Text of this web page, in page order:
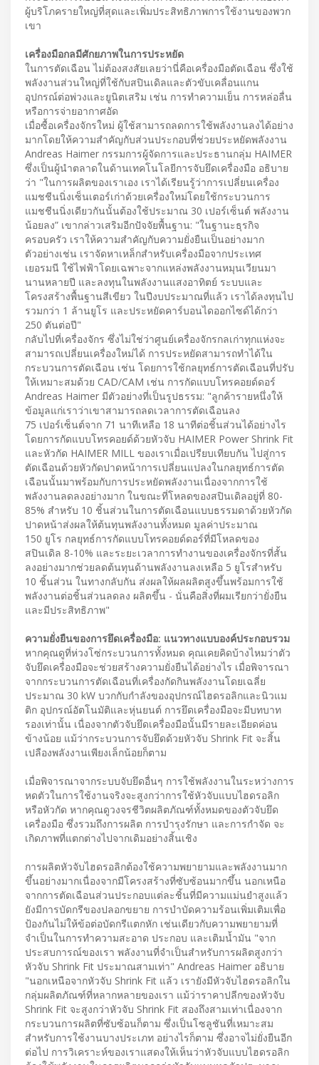
ผู้บริโภครายใหญ่ที่สุดและเพิ่มประสิทธิภาพการใช้งานของพวก
เขา
เครื่องมือกลมีศักยภาพในการประหยัด
ในการตัดเฉือน ไม่ต้องสงสัยเลยว่านี่คือเครื่องมือตัดเฉือน ซึ่งใช้
พลังงานส่วนใหญ่ที่ใช้กับสปินเดิลและตัวขับเคลื่อนแกน
อุปกรณ์ต่อพ่วงและยูนิตเสริม เช่น การทำความเย็น การหล่อลื่น
หรือการจ่ายอากาศอัด
เมื่อซื้อเครื่องจักรใหม่ ผู้ใช้สามารถลดการใช้พลังงานลงได้อย่าง
มากโดยให้ความสำคัญกับส่วนประกอบที่ช่วยประหยัดพลังงาน
Andreas Haimer กรรมการผู้จัดการและประธานกลุ่ม HAIMER
ซึ่งเป็นผู้นำตลาดในด้านเทคโนโลยีการจับยึดเครื่องมือ อธิบาย
ว่า "ในการผลิตของเราเอง เราได้เรียนรู้ว่าการเปลี่ยนเครื่อง
แมชชีนนิ่งเซ็นเตอร์เก่าด้วยเครื่องใหม่โดยใช้กระบวนการ
แมชชีนนิ่งเดียวกันนั้นต้องใช้ประมาณ 30 เปอร์เซ็นต์ พลังงาน
น้อยลง” เขากล่าวเสริมอีกปัจจัยพื้นฐาน: "ในฐานะธุรกิจ
ครอบครัว เราให้ความสำคัญกับความยั่งยืนเป็นอย่างมาก
ตัวอย่างเช่น เราจัดหาเหล็กสำหรับเครื่องมือจากประเทศ
เยอรมนี ใช้ไฟฟ้าโดยเฉพาะจากแหล่งพลังงานหมุนเวียนมา
นานหลายปี และลงทุนในพลังงานแสงอาทิตย์ ระบบและ
โครงสร้างพื้นฐานสีเขียว ในปีงบประมาณที่แล้ว เราได้ลงทุนไป
รวมกว่า 1 ล้านยูโร และประหยัดคาร์บอนไดออกไซด์ได้กว่า
250 ตันต่อปี"
กลับไปที่เครื่องจักร ซึ่งไม่ใช่ว่าศูนย์เครื่องจักรกลเก่าทุกแห่งจะ
สามารถเปลี่ยนเครื่องใหม่ได้ การประหยัดสามารถทำได้ใน
กระบวนการตัดเฉือน เช่น โดยการใช้กลยุทธ์การตัดเฉือนที่ปรับ
ให้เหมาะสมด้วย CAD/CAM เช่น การกัดแบบโทรคอยด์ดอร์
Andreas Haimer มีตัวอย่างที่เป็นรูปธรรม: "ลูกค้ารายหนึ่งให้
ข้อมูลแก่เราว่าเขาสามารถลดเวลาการตัดเฉือนลง
75 เปอร์เซ็นต์จาก 71 นาทีเหลือ 18 นาทีต่อชิ้นส่วนได้อย่างไร
โดยการกัดแบบโทรคอยด์ด้วยหัวจับ HAIMER Power Shrink Fit
และหัวกัด HAIMER MILL ของเราเมื่อเปรียบเทียบกัน ไปสู่การ
ตัดเฉือนด้วยหัวกัดปาดหน้าการเปลี่ยนแปลงในกลยุทธ์การตัด
เฉือนนั้นมาพร้อมกับการประหยัดพลังงานเนื่องจากการใช้
พลังงานลดลงอย่างมาก ในขณะที่โหลดของสปินเดิลอยู่ที่ 80-
85% สำหรับ 10 ชิ้นส่วนในการตัดเฉือนแบบธรรมดาด้วยหัวกัด
ปาดหน้าส่งผลให้ต้นทุนพลังงานทั้งหมด มูลค่าประมาณ
150 ยูโร กลยุทธ์การกัดแบบโทรคอยด์ดอร์ที่มีโหลดของ
สปินเดิล 8-10% และระยะเวลาการทำงานของเครื่องจักรที่สั้น
ลงอย่างมากช่วยลดต้นทุนด้านพลังงานลงเหลือ 5 ยูโรสำหรับ
10 ชิ้นส่วน ในทางกลับกัน ส่งผลให้ผลผลิตสูงขึ้นพร้อมการใช้
พลังงานต่อชิ้นส่วนลดลง ผลิตขึ้น - นั่นคือสิ่งที่ผมเรียกว่ายั่งยืน
และมีประสิทธิภาพ"
ความยั่งยืนของการยึดเครื่องมือ: แนวทางแบบองค์ประกอบรวม
หากคุณดูที่ห่วงโซ่กระบวนการทั้งหมด คุณเคยคิดบ้างไหมว่าตัว
จับยึดเครื่องมือจะช่วยสร้างความยั่งยืนได้อย่างไร เมื่อพิจารณา
จากกระบวนการตัดเฉือนที่เครื่องกัดกินพลังงานโดยเฉลี่ย
ประมาณ 30 kW บวกกับกำลังของอุปกรณ์ไฮดรอลิกและนิวแม
ติก อุปกรณ์อัตโนมัติและหุ่นยนต์ การยึดเครื่องมือจะมีบทบาท
รองเท่านั้น เนื่องจากตัวจับยึดเครื่องมือนั้นมีรายละเอียดค่อน
ข้างน้อย แม้ว่ากระบวนการจับยึดด้วยหัวจับ Shrink Fit จะสิ้น
เปลืองพลังงานเพียงเล็กน้อยก็ตาม
เมื่อพิจารณาจากระบบจับยึดอื่นๆ การใช้พลังงานในระหว่างการ
หดตัวในการใช้งานจริงจะสูงกว่าการใช้หัวจับแบบไฮดรอลิก
หรือหัวกัด หากคุณดูวงจรชีวิตผลิตภัณฑ์ทั้งหมดของตัวจับยึด
เครื่องมือ ซึ่งรวมถึงการผลิต การบำรุงรักษา และการกำจัด จะ
เกิดภาพที่แตกต่างไปจากเดิมอย่างสิ้นเชิง
การผลิตหัวจับไฮดรอลิกต้องใช้ความพยายามและพลังงานมาก
ขึ้นอย่างมากเนื่องจากมีโครงสร้างที่ซับซ้อนมากขึ้น นอกเหนือ
จากการตัดเฉือนส่วนประกอบแต่ละชิ้นที่มีความแม่นยำสูงแล้ว
ยังมีการบัดกรีของปลอกขยาย การบำบัดความร้อนเพิ่มเติมเพื่อ
ป้องกันไม่ให้ข้อต่อบัดกรีแตกหัก เช่นเดียวกับความพยายามที่
จำเป็นในการทำความสะอาด ประกอบ และเติมน้ำมัน "จาก
ประสบการณ์ของเรา พลังงานที่จำเป็นสำหรับการผลิตสูงกว่า
หัวจับ Shrink Fit ประมาณสามเท่า" Andreas Haimer อธิบาย
"นอกเหนือจากหัวจับ Shrink Fit แล้ว เรายังมีหัวจับไฮดรอลิกใน
กลุ่มผลิตภัณฑ์ที่หลากหลายของเรา แม้ว่าราคาปลีกของหัวจับ
Shrink Fit จะสูงกว่าหัวจับ Shrink Fit สองถึงสามเท่าเนื่องจาก
กระบวนการผลิตที่ซับซ้อนก็ตาม ซึ่งเป็นโซลูชันที่เหมาะสม
สำหรับการใช้งานบางประเภท อย่างไรก็ตาม ซึ่งอาจไม่ยั่งยืนอีก
ต่อไป การวิเคราะห์ของเราแสดงให้เห็นว่าหัวจับแบบไฮดรอลิก